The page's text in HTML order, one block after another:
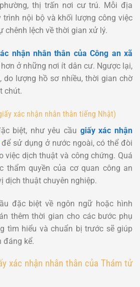
thị trấn nơi cư trú. Mỗi địa
trình nội bộ và khối lượng công việc
chênh lệch về thời gian xử lý.
nhận nhân thân của Công an xã
ở những nơi ít dân cư. Ngược lại,
do lượng hồ sơ nhiều, thời gian chờ
chút.
xác nhận nhân thân tiếng Nhật)
biệt, như yêu cầu giấy xác nhận
sử dụng ở nước ngoài, có thể đòi
việc dịch thuật và công chứng. Quá
thẩm quyền của cơ quan công an
dịch thuật chuyên nghiệp.
đặc biệt về ngôn ngữ hoặc hình
thêm thời gian cho các bước phụ
tìm hiểu và chuẩn bị trước sẽ giúp
đáng kể.
xác nhận nhân thân của Thám tử